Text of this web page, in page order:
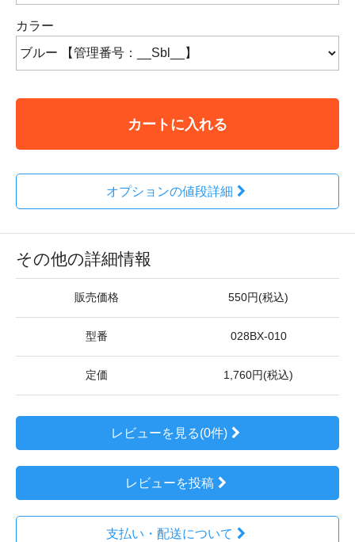
カラー
カートに入れる
オプションの値段詳細
その他の詳細情報
販売価格 550円(税込)
型番 028BX-010
定価 1,760円(税込)
レビューを見る(0件)
レビューを投稿
支払い・配送について